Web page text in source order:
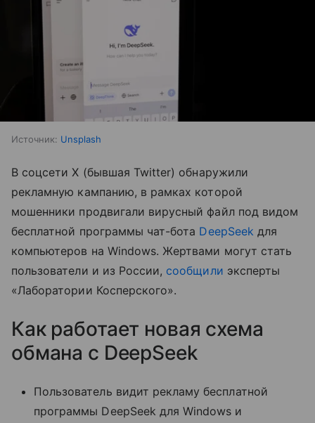
Источник: Unsplash
В соцсети X (бывшая Twitter) обнаружили
рекламную кампанию, в рамках которой
мошенники продвигали вирусный файл под видом
бесплатной программы чат-бота DeepSeek для
компьютеров на Windows. Жертвами могут стать
пользователи и из России, сообщили эксперты
«Лаборатории Косперского».
Как работает новая схема
обмана с DeepSeek
Пользователь видит рекламу бесплатной
программы DeepSeek для Windows и